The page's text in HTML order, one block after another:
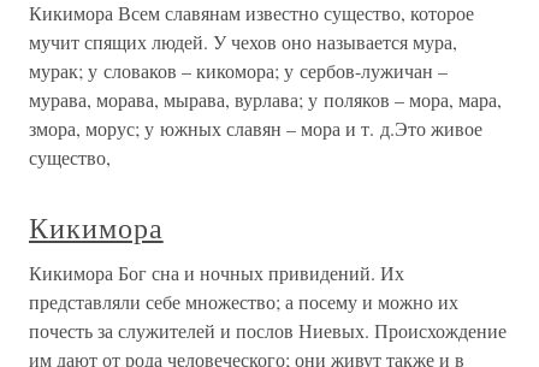
Кикимора Всем славянам известно существо, которое
мучит спящих людей. У чехов оно называется мура,
мурак; у словаков – кикомора; у сербов-лужичан –
мурава, морава, мырава, вурлава; у поляков – мора, мара,
змора, морус; у южных славян – мора и т. д.Это живое
существо,
Кикимора
Кикимора Бог сна и ночных привидений. Их
представляли себе множество; а посему и можно их
почесть за служителей и послов Ниевых. Происхождение
им дают от рода человеческого; они живут также и в